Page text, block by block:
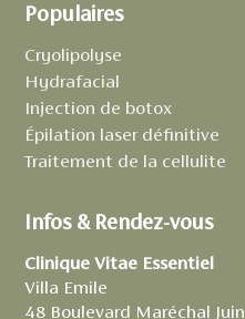
Populaires
Cryolipolyse
Hydrafacial
Injection de botox
Épilation laser définitive
Traitement de la cellulite
Infos & Rendez-vous
Clinique Vitae Essentiel
Villa Emile
48 Boulevard Maréchal Juin